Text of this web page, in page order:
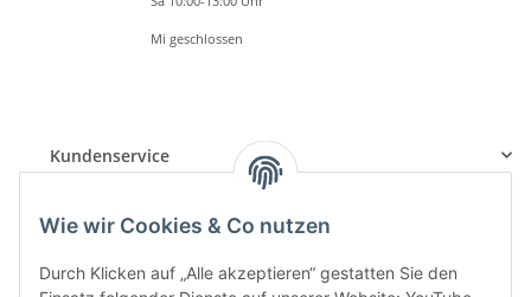
Mi geschlossen
Kundenservice
Informationen
Wie wir Cookies & Co nutzen
Durch Klicken auf „Alle akzeptieren“ gestatten Sie den